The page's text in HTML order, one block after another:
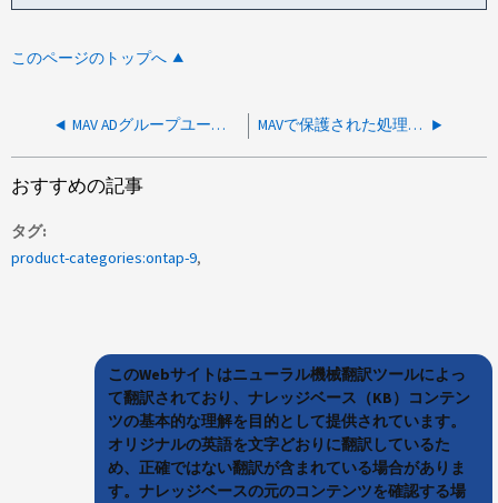
このページのトップへ
MAV ADグループユーザに承認/拒否権限がありません MAVで保護された処理はルールセットごとに検証を求められない
おすすめの記事
タグ
product-categories:ontap-9
このWebサイトはニューラル機械翻訳ツールによっ
て翻訳されており、ナレッジベース（KB）コンテン
ツの基本的な理解を目的として提供されています。
オリジナルの英語を文字どおりに翻訳しているた
め、正確ではない翻訳が含まれている場合がありま
す。ナレッジベースの元のコンテンツを確認する場